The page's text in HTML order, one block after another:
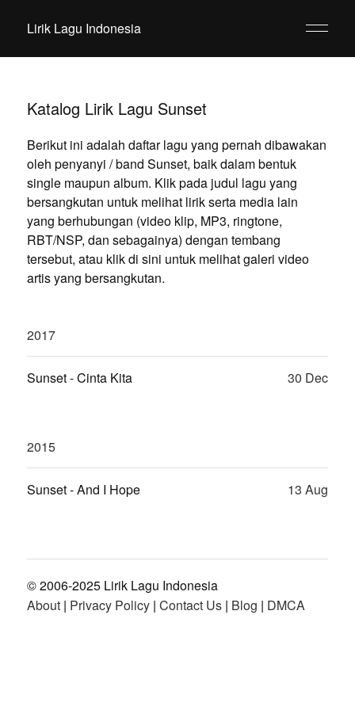
Lirik Lagu Indonesia
Katalog Lirik Lagu Sunset
Berikut ini adalah daftar lagu yang pernah dibawakan
oleh penyanyi / band Sunset, baik dalam bentuk
single maupun album. Klik pada judul lagu yang
bersangkutan untuk melihat lirik serta media lain
yang berhubungan (video klip, MP3, ringtone,
RBT/NSP, dan sebagainya) dengan tembang
tersebut, atau klik di sini untuk melihat galeri video
artis yang bersangkutan.
2017
Sunset - Cinta Kita 30 Dec
2015
Sunset - And I Hope 13 Aug
© 2006-2025 Lirik Lagu Indonesia
About| Privacy Policy| Contact Us| Blog | DMCA